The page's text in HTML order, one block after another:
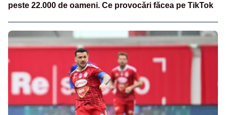
peste 22.000 de oameni. Ce provocări făcea pe TikTok